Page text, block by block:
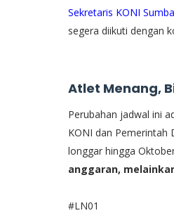
Sekretaris KONI
segera diikuti dengan
Atlet Menang,
​Perubahan jadwal ini
KONI dan Pemerintah
longgar hingga
anggaran,
#LN01